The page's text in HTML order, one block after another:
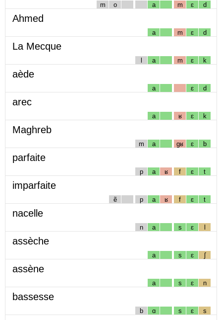
m o a m ɛ d
Ahmed
a m ɛ d
La Mecque
l a m ɛ k
aède
a ɛ d
arec
a ʁ ɛ k
Maghreb
m a gʁ ɛ b
parfaite
p a ʁ f ɛ t
imparfaite
ẽ p a ʁ f ɛ t
nacelle
n a s ɛ l
assèche
a s ɛ ʃ
assène
a s ɛ n
bassesse
b ɑ s ɛ s